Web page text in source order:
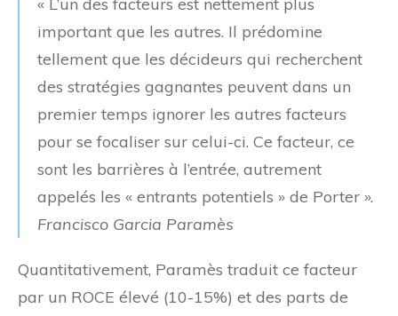
important que les autres. Il prédomine
tellement que les décideurs qui recherchent
des stratégies gagnantes peuvent dans un
premier temps ignorer les autres facteurs
pour se focaliser sur celui-ci. Ce facteur, ce
sont les barrières à l’entrée, autrement
appelés les « entrants potentiels » de Porter ».
Francisco Garcia Paramès
Quantitativement, Paramès traduit ce facteur
par un ROCE élevé (10-15%) et des parts de